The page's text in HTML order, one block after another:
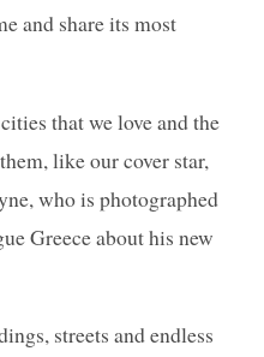
and share its most
that we love and the
like our cover star,
who is photographed
Greece about his new
streets and endless